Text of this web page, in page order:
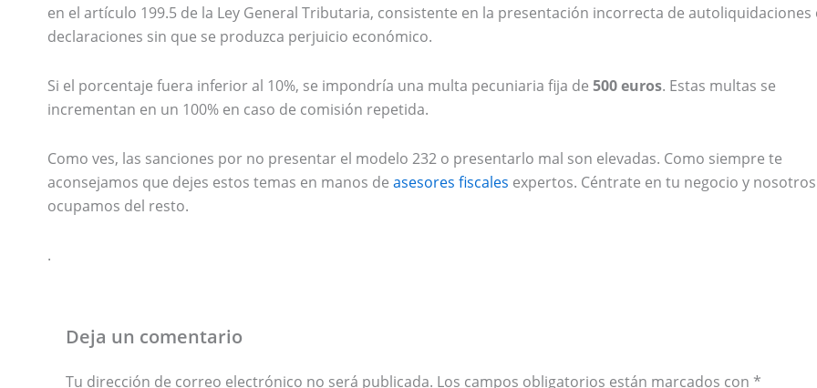
en el artículo 199.5 de la Ley General Tributaria, consistente en la presentación incorrecta de autoliquidaciones
declaraciones sin que se produzca perjuicio económico.
Si el porcentaje fuera inferior al 10%, se impondría una multa pecuniaria fija de 500 euros. Estas multas se
incrementan en un 100% en caso de comisión repetida.
Como ves, las sanciones por no presentar el modelo 232 o presentarlo mal son elevadas. Como siempre te
aconsejamos que dejes estos temas en manos de asesores fiscales expertos. Céntrate en tu negocio y
ocupamos del resto.
.
Deja un comentario
Tu dirección de correo electrónico no será publicada. Los campos obligatorios están marcados con *